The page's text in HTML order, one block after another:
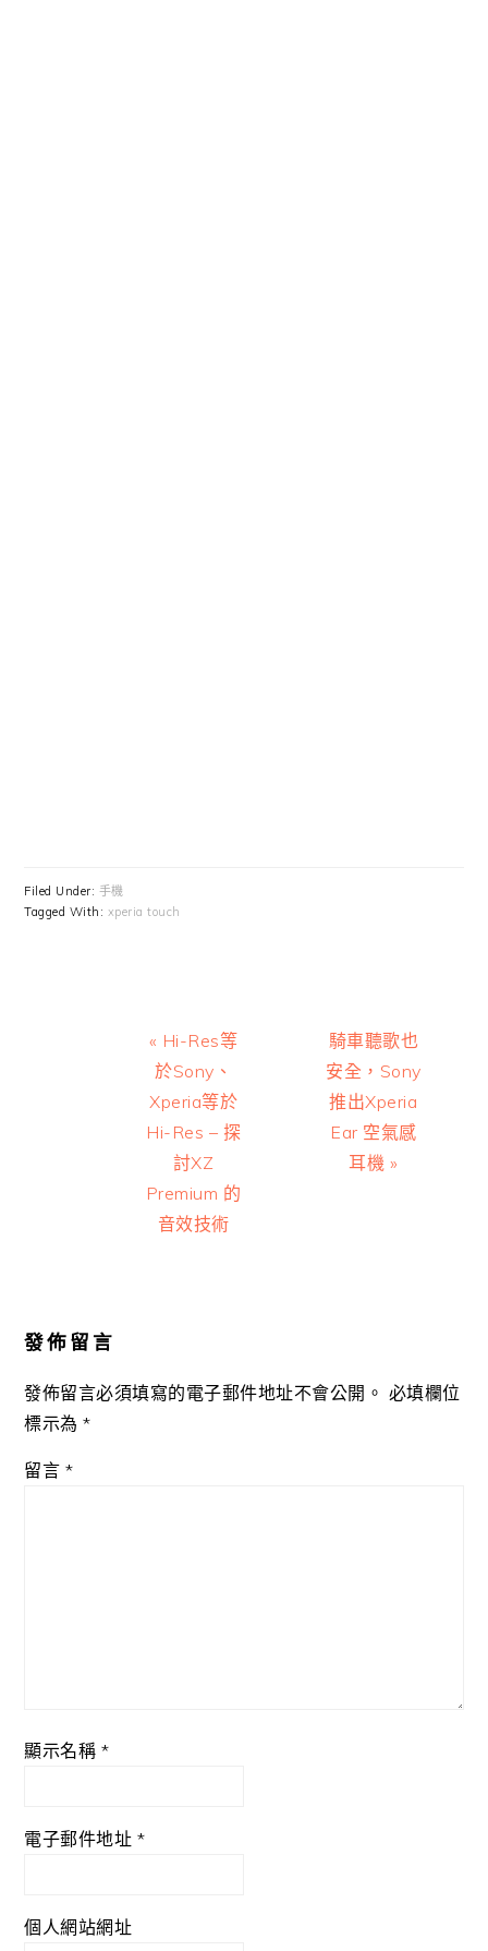
Filed Under: 手機
Tagged With: xperia touch
Previous
Post:
« Hi-Res等
於Sony、
Xperia等於
Hi-Res – 探
討XZ
Premium 的
音效技術
Next
Post:
騎車聽歌也
安全，Sony
推出Xperia
Ear 空氣感
耳機 »
發佈留言
發佈留言必須填寫的電子郵件地址不會公開。 必填欄位
標示為*
留言 *
顯示名稱 *
電子郵件地址 *
個人網站網址